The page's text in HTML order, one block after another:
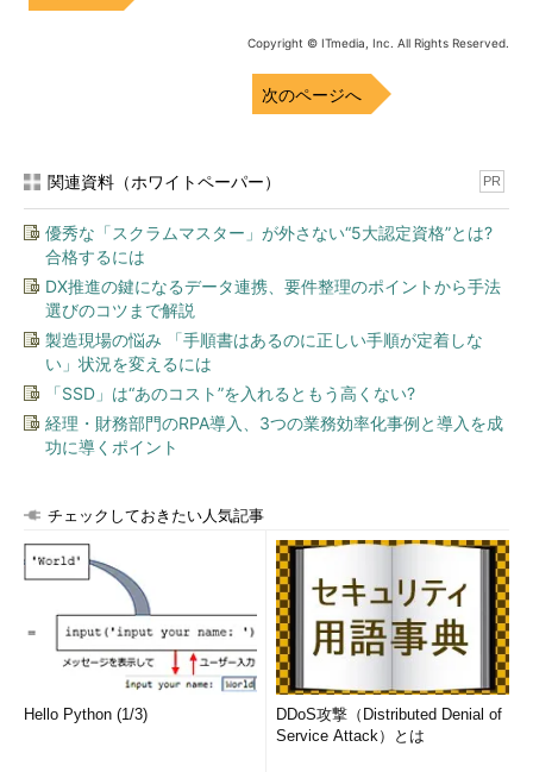
Copyright © ITmedia, Inc. All Rights Reserved.
次のページへ
関連資料（ホワイトペーパー） PR
優秀な「スクラムマスター」が外さない“5大認定資格”とは?
合格するには
DX推進の鍵になるデータ連携、要件整理のポイントから手法
選びのコツまで解説
製造現場の悩み 「手順書はあるのに正しい手順が定着しな
い」状況を変えるには
「SSD」は“あのコスト”を入れるともう高くない?
経理・財務部門のRPA導入、3つの業務効率化事例と導入を成
功に導くポイント
チェックしておきたい人気記事
Hello Python (1/3)
DDoS攻撃（Distributed Denial of
Service Attack）とは